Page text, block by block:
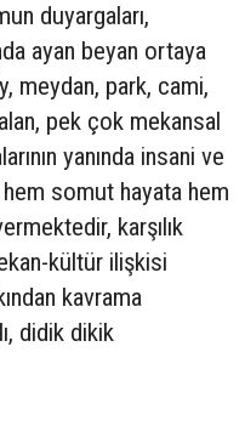
duyargaları,
ayan beyan ortaya
meydan, park, cami,
pek çok mekansal
yanında insani ve
somut hayata hem
karşılık
kültür ilişkisi
kavrama
didik dikik